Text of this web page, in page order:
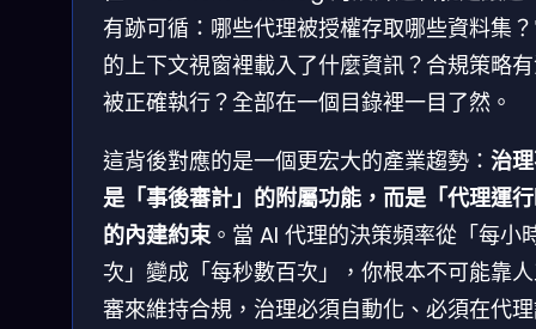
有跡可循：哪些代理被授權存取哪些資料集
的上下文視窗裡載入了什麼資訊？合規策略
被正確執行？全部在一個目錄裡一目了然。
這背後對應的是一個更宏大的產業趨勢： 治
是「事後審計」的附屬功能，而是「代理運
的內建約束。當 AI 代理的決策頻率從「每小
次」變成「每秒數百次」，你根本不可能靠
審來維持合規，治理必須自動化、必須在代